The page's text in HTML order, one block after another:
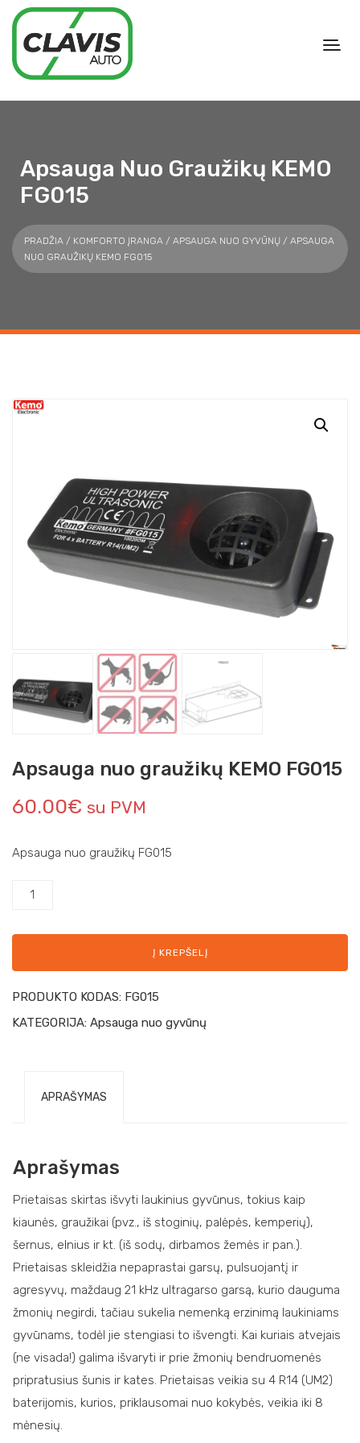
Apsauga Nuo Graužikų KEMO
FG015
PRADŽIA / KOMFORTO ĮRANGA / APSAUGA NUO GYVŪNŲ / APSAUGA
NUO GRAUŽIKŲ KEMO FG015
Apsauga nuo graužikų KEMO FG015
60.00€ su PVM
Apsauga nuo graužikų FG015
Į KREPŠELĮ
PRODUKTO KODAS: FG015
KATEGORIJA: Apsauga nuo gyvūnų
APRAŠYMAS
Aprašymas
Prietaisas skirtas išvyti laukinius gyvūnus, tokius kaip
kiaunės, graužikai (pvz., iš stoginių, palėpės, kemperių),
šernus, elnius ir kt. (iš sodų, dirbamos žemės ir pan.).
Prietaisas skleidžia nepaprastai garsų, pulsuojantį ir
agresyvų, maždaug 21 kHz ultragarso garsą, kurio dauguma
žmonių negirdi, tačiau sukelia nemenką erzinimą laukiniams
gyvūnams, todėl jie stengiasi to išvengti. Kai kuriais atvejais
(ne visada!) galima išvaryti ir prie žmonių bendruomenės
pripratusius šunis ir kates. Prietaisas veikia su 4 R14 (UM2)
baterijomis, kurios, priklausomai nuo kokybės, veikia iki 8
mėnesių.